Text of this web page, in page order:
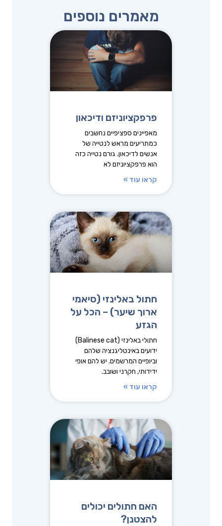
מאמרים נוספים
פרפקציוניזם ודיכאון
מאפיינים ספציפיים נחשבים
כמתריעים מראש לנטייה של
אנשים לדיכאון. גורם נטייה כזה
הוא פרפקציוניזם לא
קראו עוד »
חתול באלינזי (סיאמי
ארוך שיער) – הכל על
הגזע
חתולי באלינזי (Balinese cat)
ידועים באינטליגנציה שלהם
וביופיים המרשמים. יש להם אופי
ידידותי, חקרני ושובב.
קראו עוד »
האם חתולים יכולים
להצטנן?